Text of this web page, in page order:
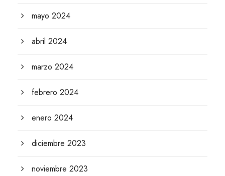
mayo 2024
abril 2024
marzo 2024
febrero 2024
enero 2024
diciembre 2023
noviembre 2023